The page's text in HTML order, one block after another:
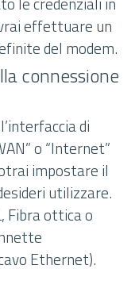
effettuare un
del modem.
connessione
di
o “Internet”
impostare il
utilizzare.
Fibra ottica o
Ethernet).